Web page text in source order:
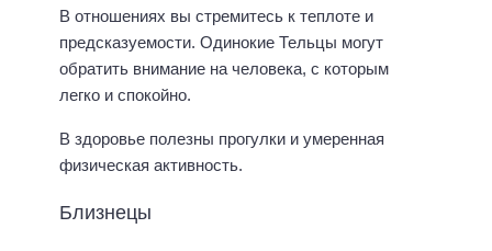
В отношениях вы стремитесь к теплоте и
предсказуемости. Одинокие Тельцы могут
обратить внимание на человека, с которым
легко и спокойно.
В здоровье полезны прогулки и умеренная
физическая активность.
Близнецы